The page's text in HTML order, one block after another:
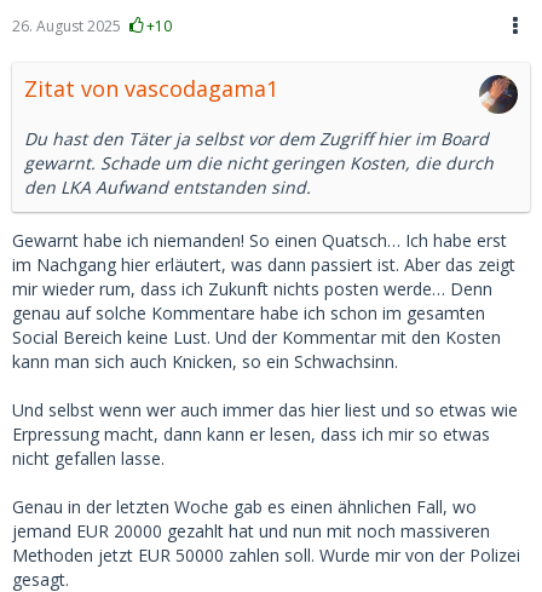
26. August 2025 +10
Zitat von vascodagama1
Du hast den Täter ja selbst vor dem Zugriff hier im Board
gewarnt. Schade um die nicht geringen Kosten, die durch
den LKA Aufwand entstanden sind.
Gewarnt habe ich niemanden! So einen Quatsch… Ich habe erst
im Nachgang hier erläutert, was dann passiert ist. Aber das zeigt
mir wieder rum, dass ich Zukunft nichts posten werde… Denn
genau auf solche Kommentare habe ich schon im gesamten
Social Bereich keine Lust. Und der Kommentar mit den Kosten
kann man sich auch Knicken, so ein Schwachsinn.
Und selbst wenn wer auch immer das hier liest und so etwas wie
Erpressung macht, dann kann er lesen, dass ich mir so etwas
nicht gefallen lasse.
Genau in der letzten Woche gab es einen ähnlichen Fall, wo
jemand EUR 20000 gezahlt hat und nun mit noch massiveren
Methoden jetzt EUR 50000 zahlen soll. Wurde mir von der Polizei
gesagt.